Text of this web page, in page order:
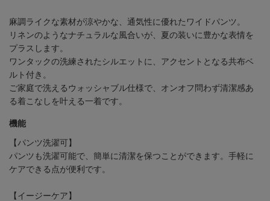
麻調ライクな素材が涼やかな、通気性に優れたワイドパンツ。
リネンのようなナチュラルな風合いが、夏の装いに豊かな表情を
プラスします。
ワンタックの洗練されたシルエットに、アクセントとなる共布ベ
ルト付き。
ご家庭で洗えるウォッシャブル仕様で、オンオフ問わず清潔感あ
る着こなしを叶える一着です。
機能
【パンツ洗濯可】
パンツも洗濯可能で、簡単に清潔を保つことができます。手軽に
ケアできる点が便利です。
【イージーケア】